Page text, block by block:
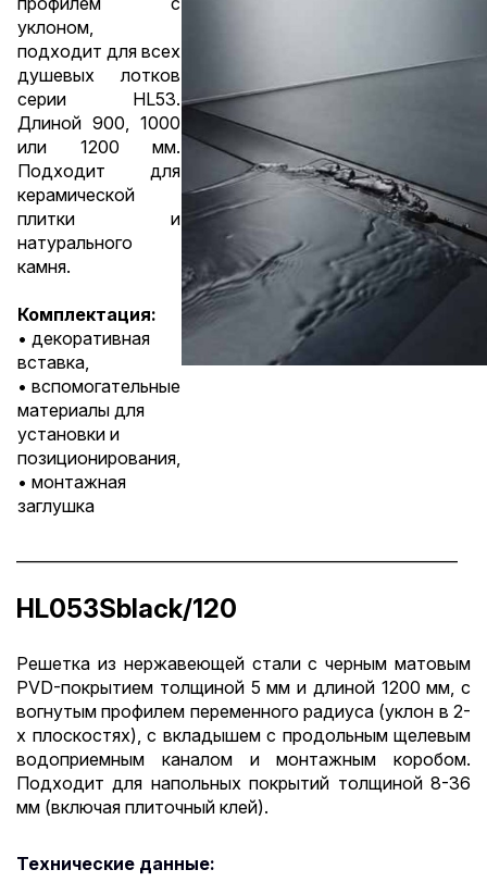
уклоном,
подходит для всех
душевых лотков
серии HL53.
Длиной 900, 1000
или 1200 мм.
Подходит для
керамической
плитки и
натурального
камня.
Комплектация:
• декоративная
вставка,
• вспомогательные
материалы для
установки и
позиционирования,
• монтажная
заглушка
HL053Sblack/120
Решетка из нержавеющей стали с черным матовым
PVD-покрытием толщиной 5 мм и длиной 1200 мм, с
вогнутым профилем переменного радиуса (уклон в 2-
х плоскостях), с вкладышем с продольным щелевым
водоприемным каналом и монтажным коробом.
Подходит для напольных покрытий толщиной 8-36
мм (включая плиточный клей).
Технические данные: